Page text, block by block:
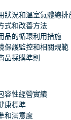
狀況和溫室氣體總排
式和改善方法
品的循環利用措施
保護監控和相關規範
品採購準則
容性經營實績
康標準
和滿意度